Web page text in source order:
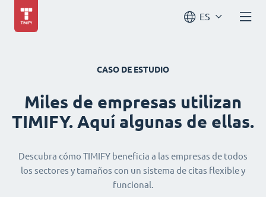
ES
CASO DE ESTUDIO
Miles de empresas utilizan
TIMIFY. Aquí algunas de ellas.
Descubra cómo TIMIFY beneficia a las empresas de todos
los sectores y tamaños con un sistema de citas flexible y
funcional.